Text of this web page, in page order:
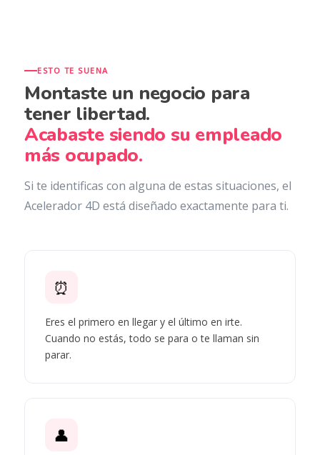
ESTO TE SUENA
Montaste un negocio para
tener libertad.
Acabaste siendo su empleado
más ocupado.
Si te identificas con alguna de estas situaciones, el
Acelerador 4D está diseñado exactamente para ti.
⏰
Eres el primero en llegar y el último en irte.
Cuando no estás, todo se para o te llaman sin
parar.
👤